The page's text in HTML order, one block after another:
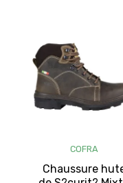
COFRA
Chaussure